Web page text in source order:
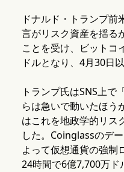
ドナルド・トランプ前
言がリスク資産を揺る
ことを受け、ビットコ
ドルとなり、4月30日
トランプ氏はSNS上
らは急いで動いたほう
はこれを地政学的リス
した。Coinglassのデ
よって仮想通貨の強制
24時間で6億7,700万ド